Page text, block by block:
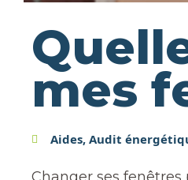
mes
Aides, Audit